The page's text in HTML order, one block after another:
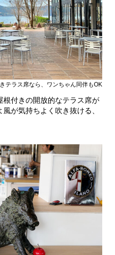
テラス席なら、ワンちゃん同伴もOK
根付きの開放的なテラス席が
が気持ちよく吹き抜ける、